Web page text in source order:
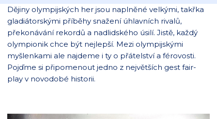
Dějiny olympijských her jsou naplněné velkými, takřka
gladiátorskými příběhy snažení úhlavních rivalů,
překonávání rekordů a nadlidského úsilí. Jistě, každý
olympionik chce být nejlepší. Mezi olympijskými
myšlenkami ale najdeme i ty o přátelství a férovosti.
Pojďme si připomenout jedno z největších gest fair-
play v novodobé historii.